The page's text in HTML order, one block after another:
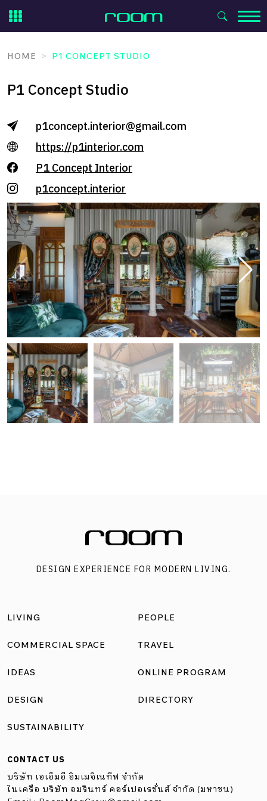
Skip
content
HOME P1 CONCEPT STUDIO
P1 Concept Studio
p1concept.interior@gmail.com
https://p1interior.com
P1 Concept Interior
p1concept.interior
DESIGN EXPERIENCE FOR MODERN LIVING.
LIVING
COMMERCIAL SPACE
IDEAS
DESIGN
SUSTAINABILITY
PEOPLE
TRAVEL
ONLINE PROGRAM
DIRECTORY
CONTACT US
บริษัท เอเอ็มอี อิมเมจิเนทีฟ จำกัด
ในเครือ บริษัท อมรินทร์ คอร์เปอเรชั่นส์ จำกัด (มหาชน)